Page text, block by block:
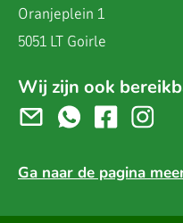
Oranjeplein 1
5051 LT Goirle
Wij zijn ook
Ga naar de pagina